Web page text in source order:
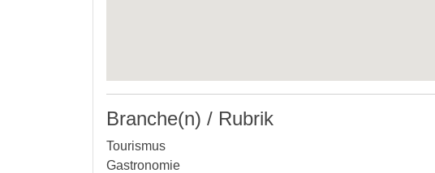
Branche(n) / Rubrik
Tourismus
Gastronomie